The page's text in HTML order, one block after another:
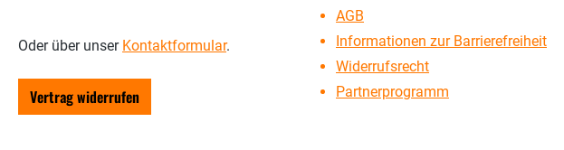
Oder über unser Kontaktformular.
Vertrag widerrufen
AGB
Informationen zur Barrierefreiheit
Widerrufsrecht
Partnerprogramm